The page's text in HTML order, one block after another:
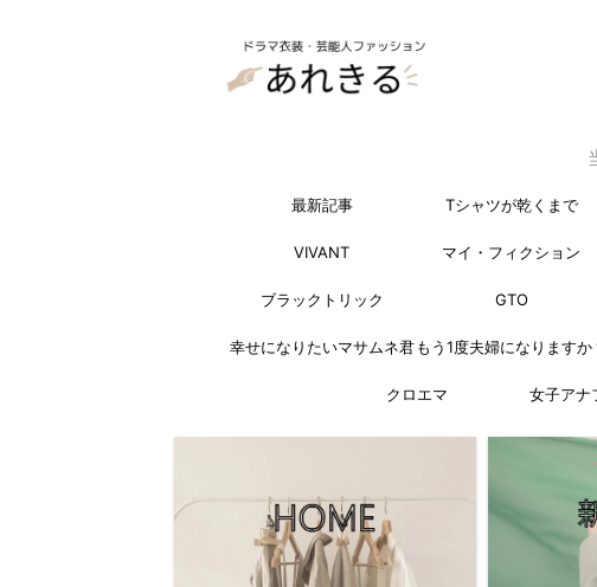
最新記事 Tシャツが乾くまで
VIVANT マイ・フィクション
ブラックトリック GTO
幸せになりたいマサムネ君 もう1度夫婦になりますか
クロエマ 女子アナ